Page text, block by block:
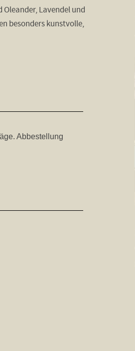
Lavendel und
besonders kunstvolle,
Abbestellung